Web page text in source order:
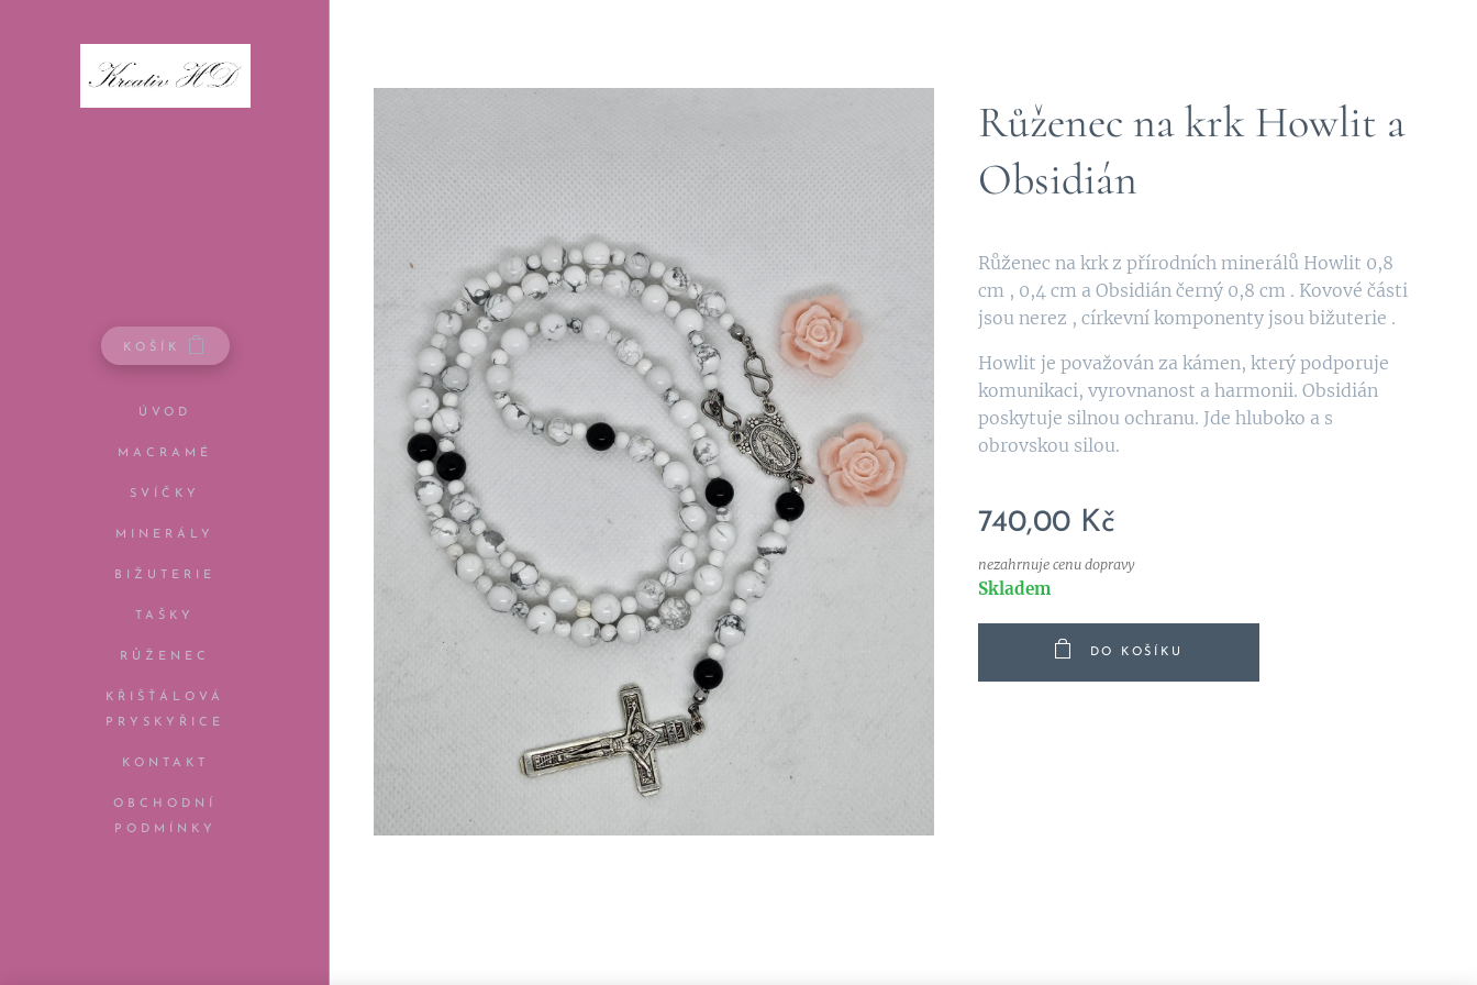
KOŠÍK
ÚVOD
MACRAMÉ
SVÍČKY
MINERÁLY
BIŽUTERIE
TAŠKY
RŮŽENEC
KŘIŠŤÁLOVÁ
PRYSKYŘICE
KONTAKT
OBCHODNÍ
PODMÍNKY
Růženec na krk Howlit a
Obsidián
Růženec na krk z přírodních minerálů Howlit 0,8
cm , 0,4 cm a Obsidián černý 0,8 cm . Kovové části
jsou nerez , církevní komponenty jsou bižuterie .
Howlit je považován za kámen, který podporuje
komunikaci, vyrovnanost a harmonii. Obsidián
poskytuje silnou ochranu. Jde hluboko a s
obrovskou silou.
740,00 Kč
nezahrnuje cenu dopravy
Skladem
DO KOŠÍKU